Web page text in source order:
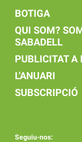
BOTIGA
QUI SOM?
SABADELL
PUBLICITAT A
L'ANUARI
SUBSCRIPCIÓ
Seguiu-nos: